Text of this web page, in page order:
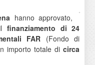
hanno approvato,
finanziamento di 24
FAR (Fondo di
importo totale dicirca